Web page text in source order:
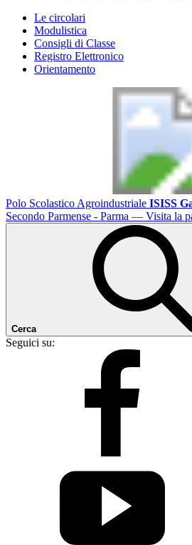
Le circolari
Modulistica
Consigli di Classe
Registro Elettronico
Orientamento
Polo Scolastico Agroindustriale ISISS
Secondo Parmense - Parma — Visita la
Cerca
Seguici su: